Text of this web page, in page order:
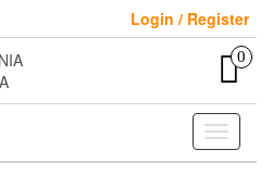
Login / Register
0
Toggle